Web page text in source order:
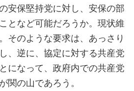
安保堅持党に対し、安保の部
となど可能だろうか。現状維
そのような要求は、あっさり
、逆に、協定に対する共産党
になって、政府内での共産党
関の山であろう。